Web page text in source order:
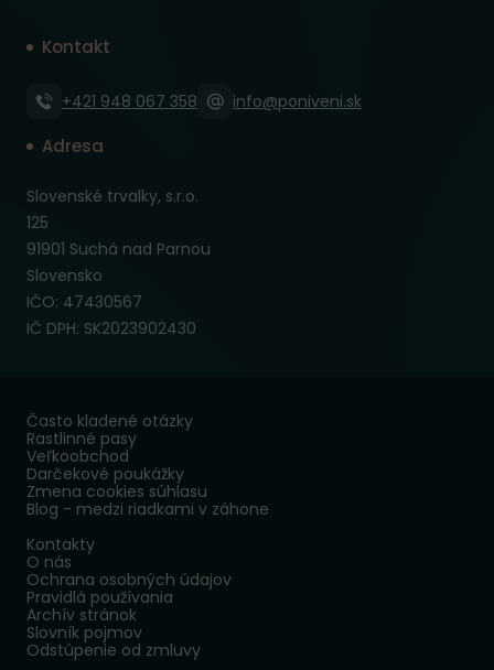
Kontakt
+421 948 067 358 info@poniveni.sk
Adresa
Slovenské trvalky, s.r.o.
125
91901 Suchá nad Parnou
Slovensko
IČO: 47430567
IČ DPH: SK2023902430
Často kladené otázky
Rastlinné pasy
Veľkoobchod
Darčekové poukážky
Zmena cookies súhlasu
Blog - medzi riadkami v záhone
Kontakty
O nás
Ochrana osobných údajov
Pravidlá používania
Archív stránok
Slovník pojmov
Odstúpenie od zmluvy